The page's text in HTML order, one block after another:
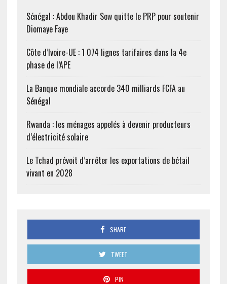
Sénégal : Abdou Khadir Sow quitte le PRP pour soutenir
Diomaye Faye
Côte d’Ivoire-UE : 1 074 lignes tarifaires dans la 4e
phase de l’APE
La Banque mondiale accorde 340 milliards FCFA au
Sénégal
Rwanda : les ménages appelés à devenir producteurs
d’électricité solaire
Le Tchad prévoit d’arrêter les exportations de bétail
vivant en 2028
SHARE
TWEET
PIN